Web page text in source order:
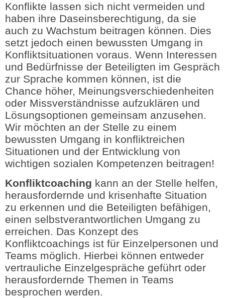
Konflikte lassen sich nicht vermeiden und
haben ihre Daseinsberechtigung, da sie
auch zu Wachstum beitragen können. Dies
setzt jedoch einen bewussten Umgang in
Konfliktsituationen voraus. Wenn Interessen
und Bedürfnisse der Beteiligten im Gespräch
zur Sprache kommen können, ist die
Chance höher, Meinungsverschiedenheiten
oder Missverständnisse aufzuklären und
Lösungsoptionen gemeinsam anzusehen.
Wir möchten an der Stelle zu einem
bewussten Umgang in konfliktreichen
Situationen und der Entwicklung von
wichtigen sozialen Kompetenzen beitragen!
Konfliktcoaching kann an der Stelle helfen,
herausfordernde und krisenhafte Situation
zu erkennen und die Beteiligten befähigen,
einen selbstverantwortlichen Umgang zu
erreichen. Das Konzept des
Konfliktcoachings ist für Einzelpersonen und
Teams möglich. Hierbei können entweder
vertrauliche Einzelgespräche geführt oder
herausfordernde Themen in Teams
besprochen werden.